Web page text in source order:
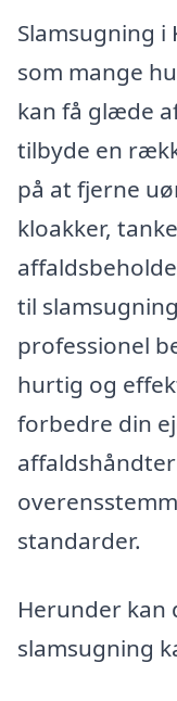
Slamsugning i
som mange
kan få glæde
tilbyde en
på at fjerne
kloakker,
til
professionel
hurtig og
forbedre din
standarder.
Herunder kan
slamsugning